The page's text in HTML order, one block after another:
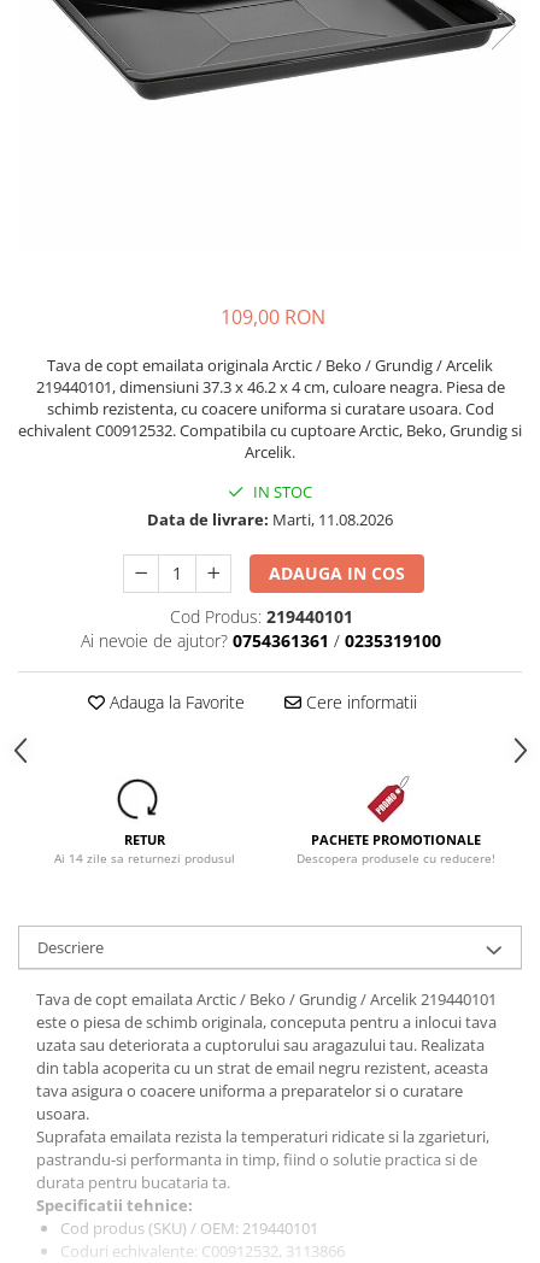
si Uscatoare
Accesorii Electrocasnice Mici
Filtre Purificatoare Aer
109,00 RON
Tava de copt emailata originala Arctic / Beko / Grundig / Arcelik
219440101, dimensiuni 37.3 x 46.2 x 4 cm, culoare neagra. Piesa de
schimb rezistenta, cu coacere uniforma si curatare usoara. Cod
echivalent C00912532. Compatibila cu cuptoare Arctic, Beko, Grundig si
Arcelik.
IN STOC
Data de livrare: Marti, 11.08.2026
ADAUGA IN COS
Cod Produs: 219440101
Ai nevoie de ajutor? 0754361361 / 0235319100
Adauga la Favorite Cere informatii
RETUR
Ai 14 zile sa returnezi produsul
PACHETE PROMOTIONALE
Descopera produsele cu reducere!
Descriere
Tava de copt emailata Arctic / Beko / Grundig / Arcelik 219440101
este o piesa de schimb originala, conceputa pentru a inlocui tava
uzata sau deteriorata a cuptorului sau aragazului tau. Realizata
din tabla acoperita cu un strat de email negru rezistent, aceasta
tava asigura o coacere uniforma a preparatelor si o curatare
usoara.
Suprafata emailata rezista la temperaturi ridicate si la zgarieturi,
pastrandu-si performanta in timp, fiind o solutie practica si de
durata pentru bucataria ta.
Specificatii tehnice:
Cod produs (SKU) / OEM: 219440101
Coduri echivalente: C00912532, 3113866